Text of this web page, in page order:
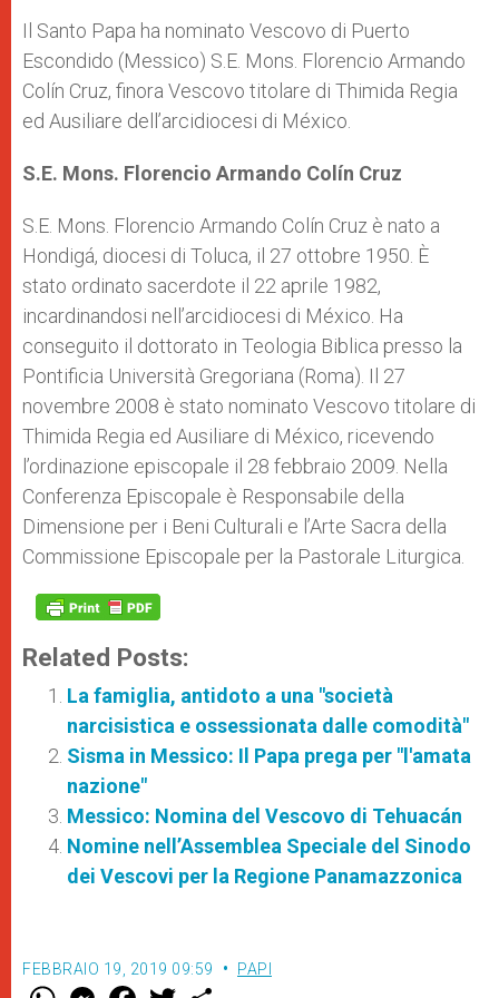
Il Santo Papa ha nominato Vescovo di Puerto
Escondido (Messico) S.E. Mons. Florencio Armando
Colín Cruz, finora Vescovo titolare di Thimida Regia
ed Ausiliare dell’arcidiocesi di México.
S.E. Mons. Florencio Armando Colín Cruz
S.E. Mons. Florencio Armando Colín Cruz è nato a
Hondigá, diocesi di Toluca, il 27 ottobre 1950. È
stato ordinato sacerdote il 22 aprile 1982,
incardinandosi nell’arcidiocesi di México. Ha
conseguito il dottorato in Teologia Biblica presso la
Pontificia Università Gregoriana (Roma). Il 27
novembre 2008 è stato nominato Vescovo titolare di
Thimida Regia ed Ausiliare di México, ricevendo
l’ordinazione episcopale il 28 febbraio 2009. Nella
Conferenza Episcopale è Responsabile della
Dimensione per i Beni Culturali e l’Arte Sacra della
Commissione Episcopale per la Pastorale Liturgica.
Related Posts:
La famiglia, antidoto a una "società
narcisistica e ossessionata dalle comodità"
Sisma in Messico: Il Papa prega per "l'amata
nazione"
Messico: Nomina del Vescovo di Tehuacán
Nomine nell’Assemblea Speciale del Sinodo
dei Vescovi per la Regione Panamazzonica
FEBBRAIO 19, 2019 09:59 PAPI
W M F